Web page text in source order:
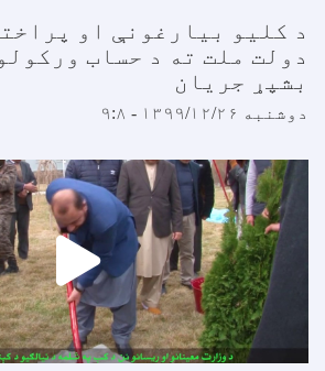
د کليو بیارغونې او
دولت ملت ته د حساب
بشپړ جریان
دوشنبه ۱۳۹۹/۱۲/۲۶ - ۹:۸